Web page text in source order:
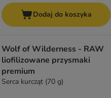
Dodaj do koszyka
Wolf of Wilderness - RAW
liofilizowane przysmaki
premium
Serca kurcząt (70 g)